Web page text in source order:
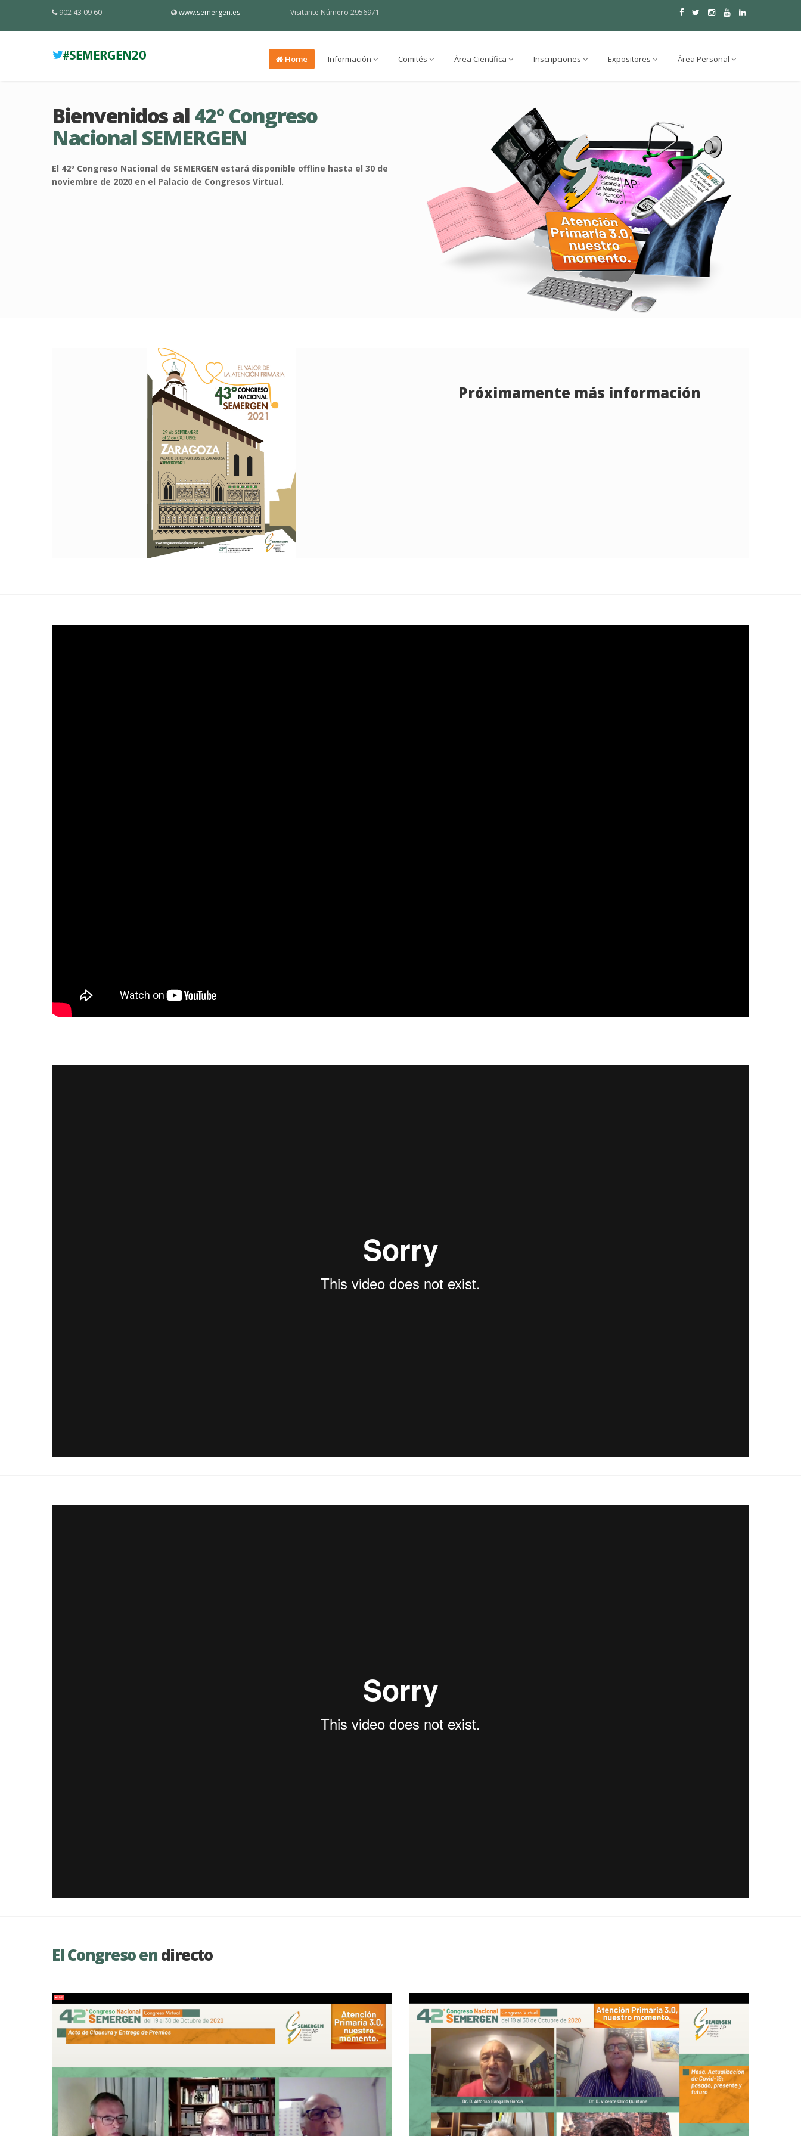
902 43 09 60 www.semergen.es Visitante Número 2956971
Home Información Comités Área Científica Inscripciones Expositores Área Personal
Bienvenidos al42º Congreso
Nacional SEMERGEN
El 42º Congreso Nacional de SEMERGEN estará disponible offline hasta el 30 de
noviembre de 2020 en el Palacio de Congresos Virtual.
Próximamente más información
El Congreso endirecto